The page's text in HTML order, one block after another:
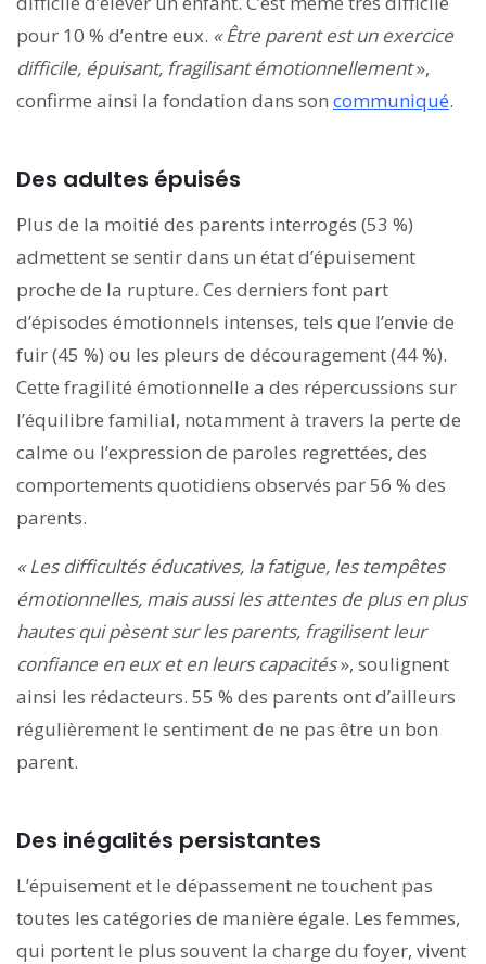
pour 10 % d’entre eux. « Être parent est un exercice
difficile, épuisant, fragilisant émotionnellement»,
confirme ainsi la fondation dans son communiqué.
Des adultes épuisés
Plus de la moitié des parents interrogés (53 %)
admettent se sentir dans un état d’épuisement
proche de la rupture. Ces derniers font part
d’épisodes émotionnels intenses, tels que l’envie de
fuir (45 %) ou les pleurs de découragement (44 %).
Cette fragilité émotionnelle a des répercussions sur
l’équilibre familial, notamment à travers la perte de
calme ou l’expression de paroles regrettées, des
comportements quotidiens observés par 56 % des
parents.
« Les difficultés éducatives, la fatigue, les tempêtes
émotionnelles, mais aussi les attentes de plus en plus
hautes qui pèsent sur les parents, fragilisent leur
confiance en eux et en leurs capacités», soulignent
ainsi les rédacteurs. 55 % des parents ont d’ailleurs
régulièrement le sentiment de ne pas être un bon
parent.
Des inégalités persistantes
L’épuisement et le dépassement ne touchent pas
toutes les catégories de manière égale. Les femmes,
qui portent le plus souvent la charge du foyer, vivent